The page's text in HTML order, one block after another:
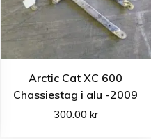
Arctic Cat XC 600
Chassiestag i alu -2009
300.00 kr